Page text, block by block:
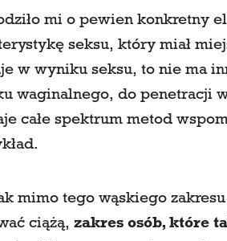
mi o pewien konkretny
seksu, który miał
w wyniku seksu, to nie ma
waginalnego, do penetracji
całe spektrum metod
mimo tego wąskiego
ciążą, zakres osób, które